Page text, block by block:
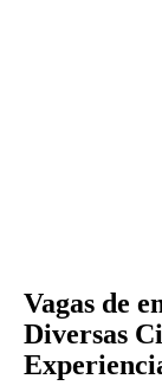
Vagas de
Diversas